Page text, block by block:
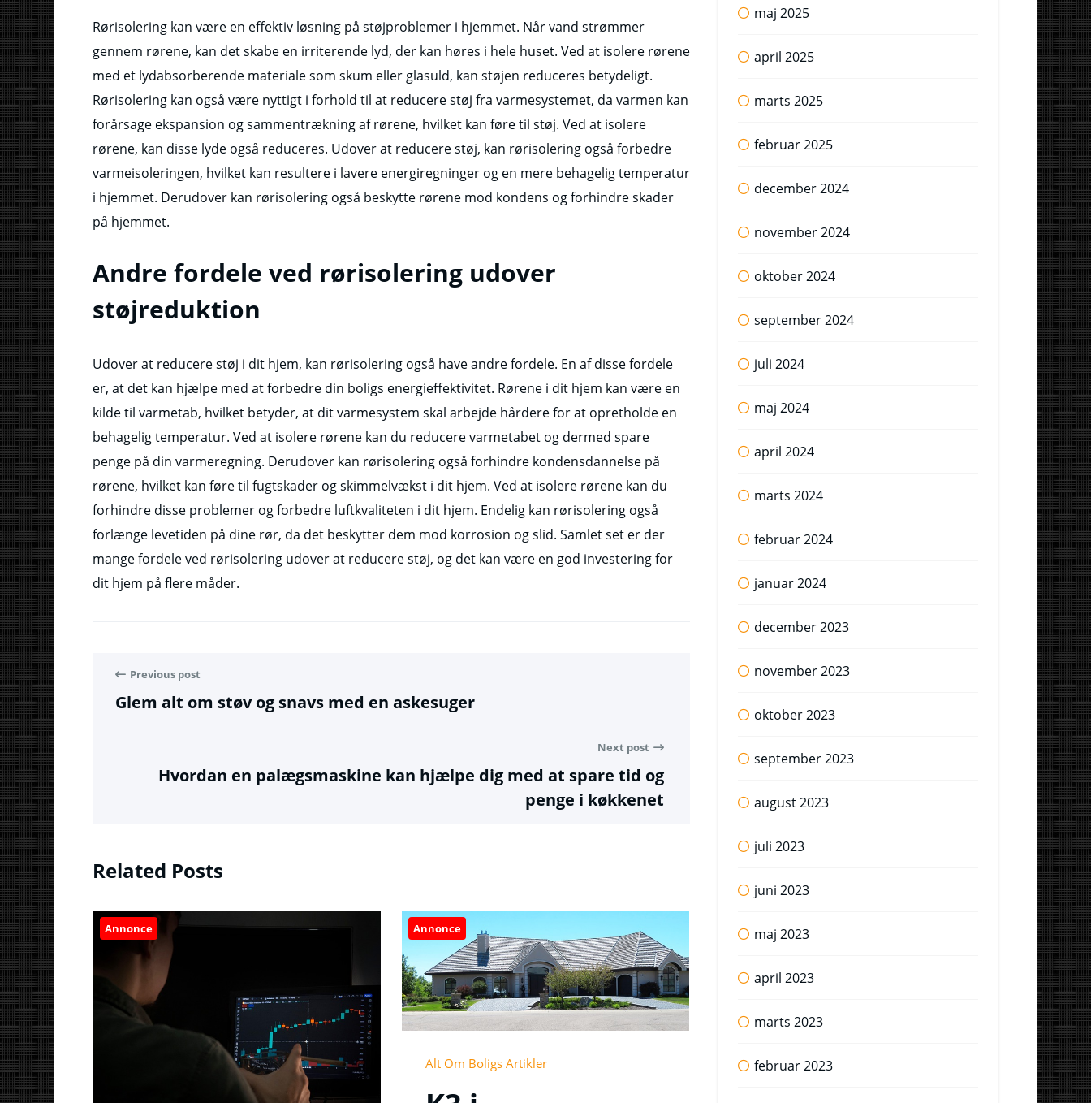
Rørisolering kan være en effektiv løsning på støjproblemer i hjemmet. Når vand strømmer
gennem rørene, kan det skabe en irriterende lyd, der kan høres i hele huset. Ved at isolere rørene
med et lydabsorberende materiale som skum eller glasuld, kan støjen reduceres betydeligt.
Rørisolering kan også være nyttigt i forhold til at reducere støj fra varmesystemet, da varmen kan
forårsage ekspansion og sammentrækning af rørene, hvilket kan føre til støj. Ved at isolere
rørene, kan disse lyde også reduceres. Udover at reducere støj, kan rørisolering også forbedre
varmeisoleringen, hvilket kan resultere i lavere energiregninger og en mere behagelig temperatur
i hjemmet. Derudover kan rørisolering også beskytte rørene mod kondens og forhindre skader
på hjemmet.
Andre fordele ved rørisolering udover
støjreduktion
Udover at reducere støj i dit hjem, kan rørisolering også have andre fordele. En af disse fordele
er, at det kan hjælpe med at forbedre din boligs energieffektivitet. Rørene i dit hjem kan være en
kilde til varmetab, hvilket betyder, at dit varmesystem skal arbejde hårdere for at opretholde en
behagelig temperatur. Ved at isolere rørene kan du reducere varmetabet og dermed spare
penge på din varmeregning. Derudover kan rørisolering også forhindre kondensdannelse på
rørene, hvilket kan føre til fugtskader og skimmelvækst i dit hjem. Ved at isolere rørene kan du
forhindre disse problemer og forbedre luftkvaliteten i dit hjem. Endelig kan rørisolering også
forlænge levetiden på dine rør, da det beskytter dem mod korrosion og slid. Samlet set er der
mange fordele ved rørisolering udover at reducere støj, og det kan være en god investering for
dit hjem på flere måder.
Previous post
Glem alt om støv og snavs med en askesuger
Next post
Hvordan en palægsmaskine kan hjælpe dig med at spare tid og
penge i køkkenet
Related Posts
Annonce Annonce
Alt Om Boligs Artikler
maj 2025
april 2025
marts 2025
februar 2025
december 2024
november 2024
oktober 2024
september 2024
juli 2024
maj 2024
april 2024
marts 2024
februar 2024
januar 2024
december 2023
november 2023
oktober 2023
september 2023
august 2023
juli 2023
juni 2023
maj 2023
april 2023
marts 2023
februar 2023